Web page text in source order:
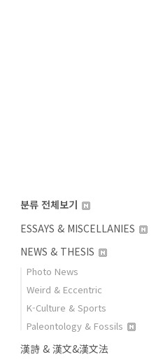
분류 전체보기
ESSAYS & MISCELLANIES
NEWS & THESIS
Photo News
Weird & Eccentric
K-Culture & Sports
Paleontology & Fossils
漢詩 & 漢文&漢文法